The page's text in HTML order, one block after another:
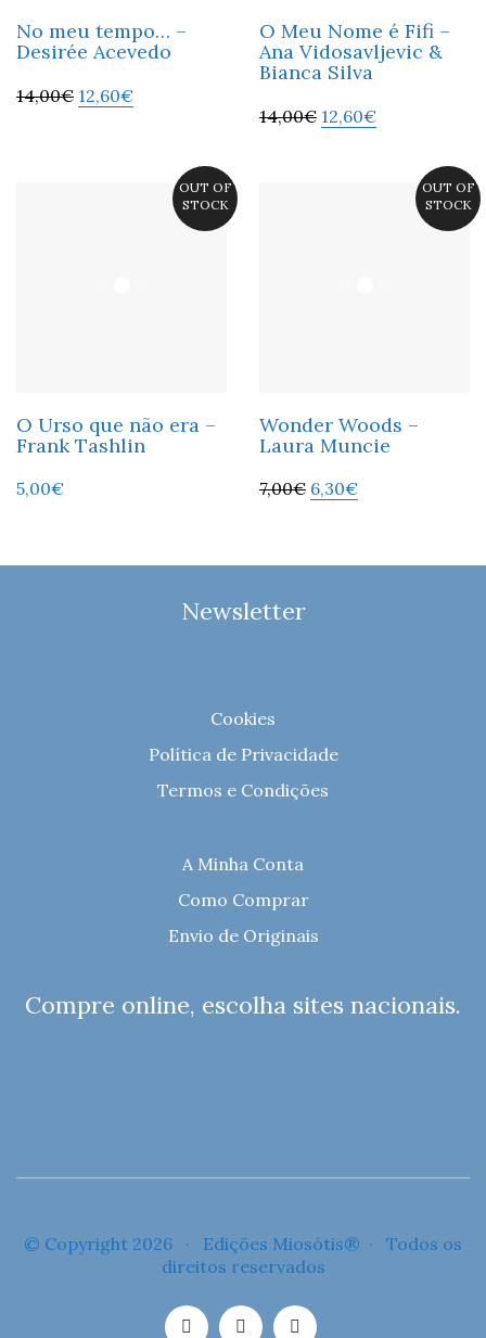
No meu tempo… –
Desirée Acevedo
14,00€ 12,60€
O Meu Nome é Fifi –
Ana Vidosavljevic &
Bianca Silva
14,00€ 12,60€
OUT OF
STOCK
O Urso que não era –
Frank Tashlin
5,00€
OUT OF
STOCK
Wonder Woods –
Laura Muncie
7,00€ 6,30€
Newsletter
Cookies
Política de Privacidade
Termos e Condições
A Minha Conta
Como Comprar
Envio de Originais
Compre online, escolha sites nacionais.
© Copyright 2026 · Edições Miosótis® · Todos os
direitos reservados